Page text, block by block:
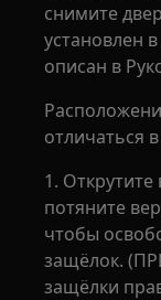
снимите
установлен
описан в
отличаться
1.
потяните
чтобы
защёлок.
защёлки